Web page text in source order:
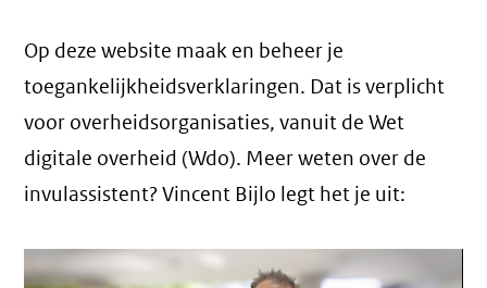
Op deze website maak en beheer je
toegankelijkheidsverklaringen. Dat is verplicht
voor overheidsorganisaties, vanuit de Wet
digitale overheid (Wdo). Meer weten over de
invulassistent? Vincent Bijlo legt het je uit: